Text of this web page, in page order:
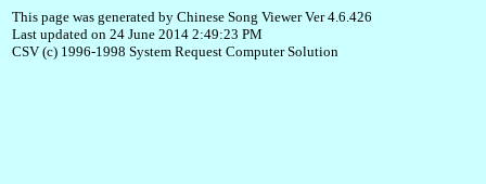
This page was generated by Chinese Song Viewer Ver 4.6.426
Last updated on 24 June 2014 2:49:23 PM
CSV (c) 1996-1998 System Request Computer Solution